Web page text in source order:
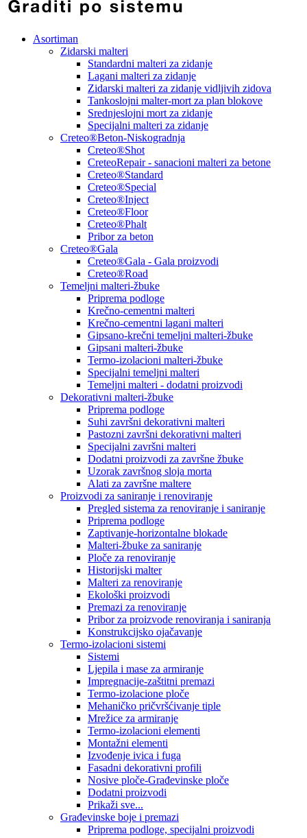
Asortiman
Zidarski malteri
Standardni malteri za zidanje
Lagani malteri za zidanje
Zidarski malteri za zidanje vidljivih zidova
Tankoslojni malter-mort za plan blokove
Srednjeslojni mort za zidanje
Specijalni malteri za zidanje
Creteo®Beton-Niskogradnja
Creteo®Shot
CreteoRepair - sanacioni malteri za betone
Creteo®Standard
Creteo®Special
Creteo®Inject
Creteo®Floor
Creteo®Phalt
Pribor za beton
Creteo®Gala
Creteo®Gala - Gala proizvodi
Creteo®Road
Temeljni malteri-žbuke
Priprema podloge
Krečno-cementni malteri
Krečno-cementni lagani malteri
Gipsano-krečni temeljni malteri-žbuke
Gipsani malteri-žbuke
Termo-izolacioni malteri-žbuke
Specijalni temeljni malteri
Temeljni malteri - dodatni proizvodi
Dekorativni malteri-žbuke
Priprema podloge
Suhi završni dekorativni malteri
Pastozni završni dekorativni malteri
Specijalni završni malteri
Dodatni proizvodi za završne žbuke
Uzorak završnog sloja morta
Alati za završne maltere
Proizvodi za saniranje i renoviranje
Pregled sistema za renoviranje i saniranje
Priprema podloge
Zaptivanje-horizontalne blokade
Malteri-žbuke za saniranje
Ploče za renoviranje
Historijski malter
Malteri za renoviranje
Ekološki proizvodi
Premazi za renoviranje
Pribor za proizvode renoviranja i saniranja
Konstrukcijsko ojačavanje
Termo-izolacioni sistemi
Sistemi
Ljepila i mase za armiranje
Impregnacije-zaštitni premazi
Termo-izolacione ploče
Mehaničko pričvršćivanje tiple
Mrežice za armiranje
Termo-izolacioni elementi
Montažni elementi
Izvođenje ivica i fuga
Fasadni dekorativni profili
Nosive ploče-Građevinske ploče
Dodatni proizvodi
Prikaži sve...
Građevinske boje i premazi
Priprema podloge, specijalni proizvodi